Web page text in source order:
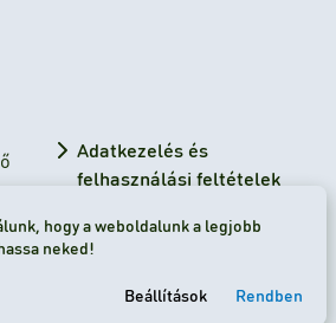
Adatkezelés és
felhasználási feltételek
Adatkezelési tájékoztató
hogy a weboldalunk a legjobb
neked!
Beállítások Rendben